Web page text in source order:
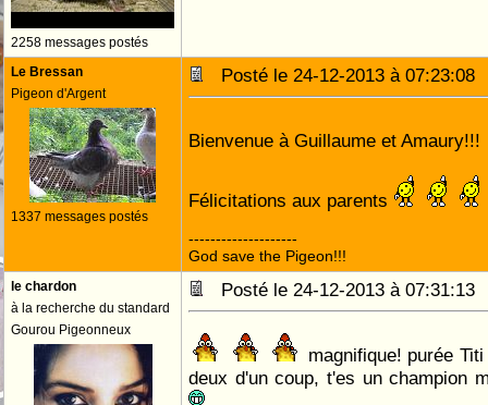
2258 messages postés
Le Bressan
Pigeon d'Argent
1337 messages postés
Posté le 24-12-2013 à
Bienvenue à Guillaume et Amaury!!!
Félicitations aux parents
--------------------
God save the Pigeon!!!
le chardon
à la recherche du standard
Gourou Pigeonneux
Posté le 24-12-2013 à
magnifique! purée
deux d'un coup, t'es un champion